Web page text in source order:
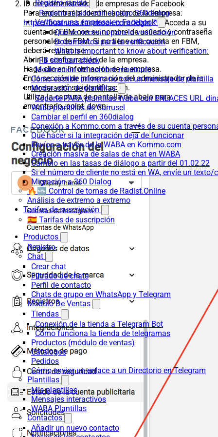
Registro rápido
Registro rápido con el pago 360dialog
Verificar una empresa en Facebook
Qué se necesita para la verificación
Documentos para la verificación
What is important to know about verification:
FB site ban check
Moderación del nombre mostrado
Cómo escribir primero no con un mensaje de plantilla
Moderación de plantillas
Soporte PARA plantillas Waba con ENLACES URL
Waba-plantillas de Carrusel
Cambiar el perfil en 360dialog
Conexión a Kommo.com a través de su cuenta
Qué hacer si la integración deja de funcionar
Envíos a través de la WABA en Kommo.com
Creación masiva de salas de chat en WABA
Cambio en las tasas de diálogo a partir del 01.02.22
Si el número de cliente no está en WA, envíe un
Migración a 360 Dialog
🔥🆕 Control de tomas de Radist.Online
Análisis de extremo a extremo
Tarifas de suscripción
🇪🇸 Tarifas de suscripción
Productos
Registro
Chat
Crear chat
Filtrado de chats
Perfil de contacto
Chats de grupo en WhatsApp y Telegram
Módulo De Ventas
Tiendas
Conexión de la tienda a Telegram Bot
Cómo funciona la tienda de telegramas
Productos (módulo de ventas)
Catálogos
Pedidos
Cómo enviar un enlace a un Directorio en Telegram
Plantillas
Mis plantillas
Mensajes interactivos
WABA Plantillas
Contactos
Añadir un nuevo contacto
ID del administrador de empresas de Facebook
Para encontrar la identificación de la empresa:
https://business.facebook.com/login
- Acceda a su
cuenta de FBM con su nombre de usuario y contraseña
personales de FBM. Si no tiene una cuenta en FBM,
deberá registrarse.
Abrir la configuración de la empresa.
Haga clic en Información de la empresa.
En la sección de información del administrador de la
empresa verá su identificación.
Utiliza la captura de pantalla de abajo para
encontrarlo.:point_down: